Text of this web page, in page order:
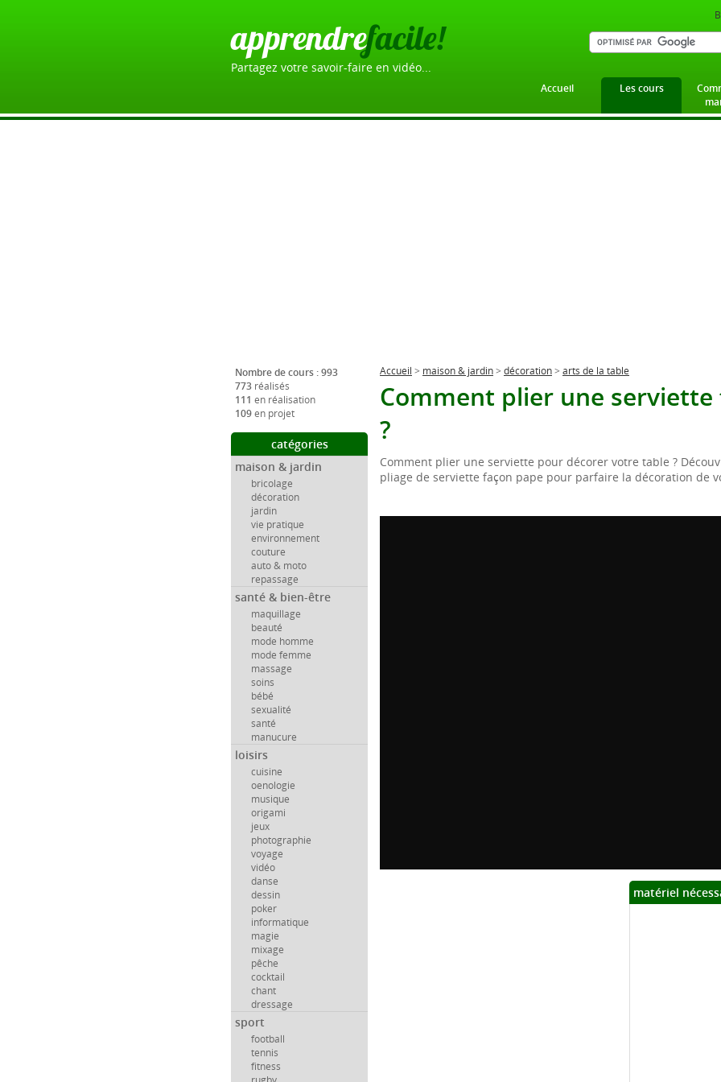
apprendrefacile!
Partagez votre savoir-faire en vidéo...
Accueil Les cours
Nombre de cours : 993
773 réalisés
111 en réalisation
109en projet
catégories
maison & jardin
bricolage
décoration
jardin
vie pratique
environnement
couture
auto & moto
repassage
santé & bien-être
maquillage
beauté
mode homme
mode femme
massage
soins
bébé
sexualité
santé
manucure
loisirs
cuisine
oenologie
musique
origami
jeux
photographie
voyage
vidéo
danse
dessin
poker
informatique
magie
mixage
pêche
cocktail
chant
dressage
sport
football
tennis
fitness
Accueil > maison & jardin> décoration> arts de la table
Comment plier une serviette
?
Comment plier une serviette pour décorer votre table ?
pliage de serviette façon pape pour parfaire la décoration de
matériel